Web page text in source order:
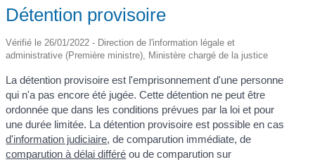
Détention provisoire
Vérifié le 26/01/2022 - Direction de l'information légale et
administrative (Première ministre), Ministère chargé de la justice
La détention provisoire est l'emprisonnement d'une personne
qui n'a pas encore été jugée. Cette détention ne peut être
ordonnée que dans les conditions prévues par la loi et pour
une durée limitée. La détention provisoire est possible en cas
d'information judiciaire, de comparution immédiate, de
comparution à délai différé ou de comparution sur